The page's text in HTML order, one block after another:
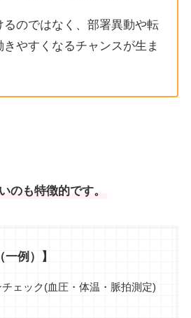
るのではなく、部署異動や転
やすくなるチャンスが生ま
のも特徴的です。
一例）】
ェック(血圧・体温・脈拍測定)